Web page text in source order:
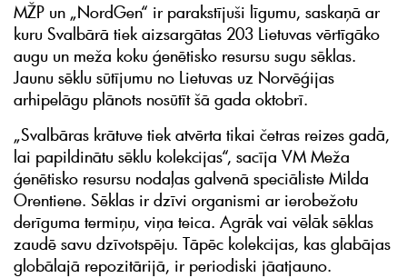
MŽP un „NordGen“ ir parakstījuši līgumu, saskaņā ar
kuru Svalbārā tiek aizsargātas 203 Lietuvas vērtīgāko
augu un meža koku ģenētisko resursu sugu sēklas.
Jaunu sēklu sūtījumu no Lietuvas uz Norvēģijas
arhipelāgu plānots nosūtīt šā gada oktobrī.
„Svalbāras krātuve tiek atvērta tikai četras reizes gadā,
lai papildinātu sēklu kolekcijas“, sacīja VM Meža
ģenētisko resursu nodaļas galvenā speciāliste Milda
Orentiene. Sēklas ir dzīvi organismi ar ierobežotu
derīguma termiņu, viņa teica. Agrāk vai vēlāk sēklas
zaudē savu dzīvotspēju. Tāpēc kolekcijas, kas glabājas
globālajā repozitārijā, ir periodiski jāatjauno.